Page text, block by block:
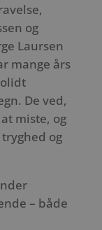
og
Laursen
mange års
De ved,
miste, og
og
– både